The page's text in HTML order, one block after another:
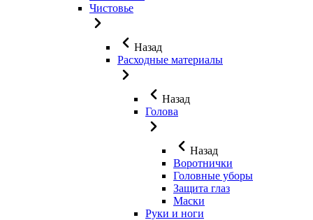
Чистовье
Назад
Расходные материалы
Назад
Голова
Назад
Воротнички
Головные уборы
Защита глаз
Маски
Руки и ноги